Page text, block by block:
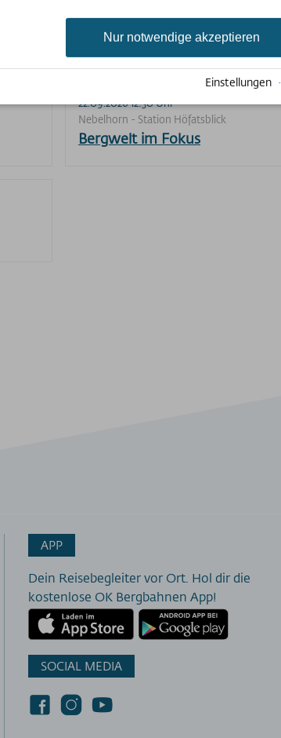
22.09.2026 12:30 Uhr
Nebelhorn - Station Höfatsblick
Bergwelt im Fokus
APP
Dein Reisebegleiter vor Ort. Hol dir die
kostenlose OK Bergbahnen App!
SOCIAL MEDIA
Nur notwendige akzeptieren
Einstellungen ·